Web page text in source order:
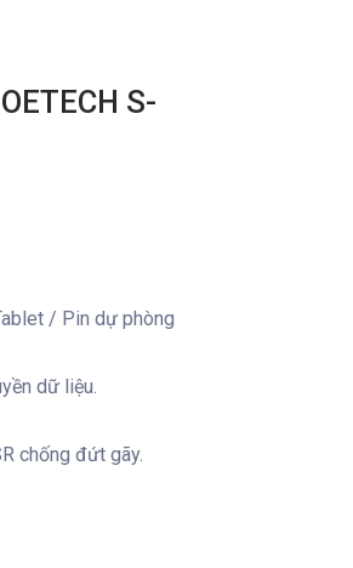
S-
/ Pin dự phòng
dữ liệu.
chống đứt gãy.